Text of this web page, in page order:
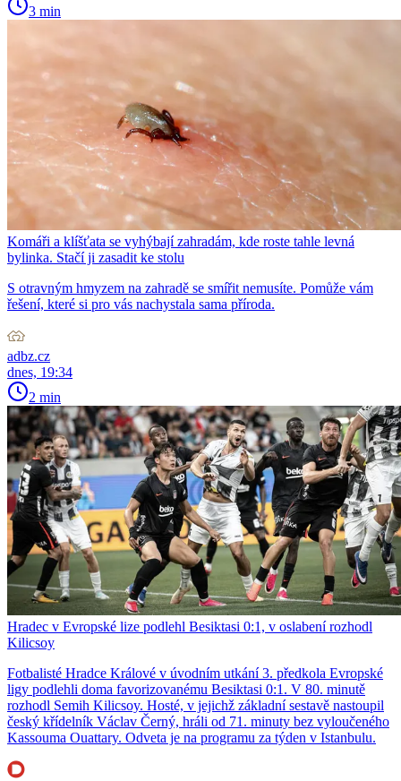
3 min
Komáři a klíšťata se vyhýbají zahradám, kde roste tahle levná
bylinka. Stačí ji zasadit ke stolu
S otravným hmyzem na zahradě se smířit nemusíte. Pomůže vám
řešení, které si pro vás nachystala sama příroda.
adbz.cz
dnes, 19:34
2 min
Hradec v Evropské lize podlehl Besiktasi 0:1, v oslabení rozhodl
Kilicsoy
Fotbalisté Hradce Králové v úvodním utkání 3. předkola Evropské
ligy podlehli doma favorizovanému Besiktasi 0:1. V 80. minutě
rozhodl Semih Kilicsoy. Hosté, v jejichž základní sestavě nastoupil
český křídelník Václav Černý, hráli od 71. minuty bez vyloučeného
Kassouma Ouattary. Odveta je na programu za týden v Istanbulu.